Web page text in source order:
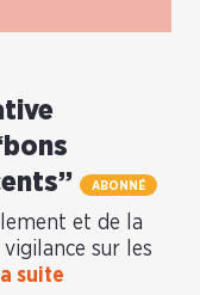
ABONNÉ
et de la
sur les
suite